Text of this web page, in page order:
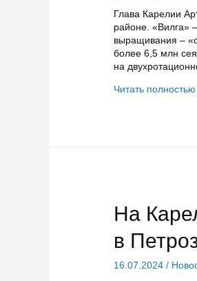
Глава Карелии
районе. «Вилга»
выращивания –
более 6,5 млн
на
Карельские
Читать
На
в
16.07.2024 /